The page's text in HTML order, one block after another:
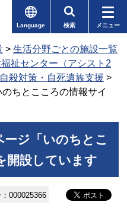
Language 検索 メニュー
> 生活分野ごとの施設一覧
祉センター（アシスト2
自殺対策・自死遺族支援 >
ちとこころの情報サイ
ージ「いのちとこ
開設しています
000025366